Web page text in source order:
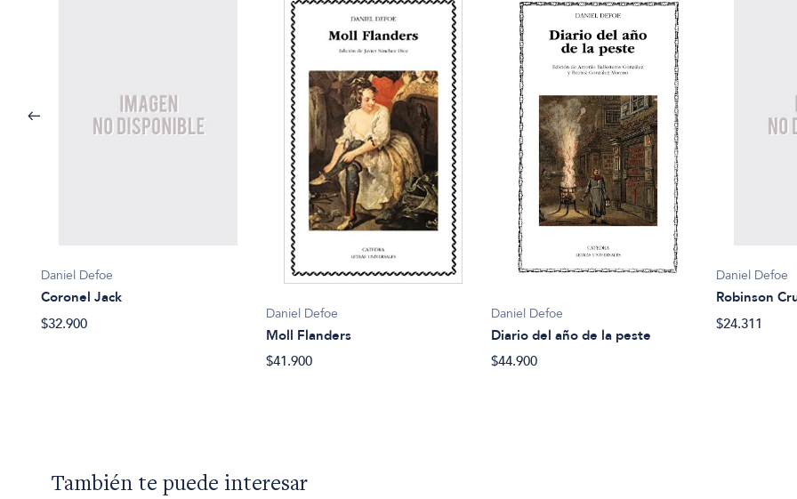
Daniel Defoe
Coronel Jack
$32.900
Daniel Defoe
Moll Flanders
$41.900
Daniel Defoe
Diario del año de la peste
$44.900
Daniel Defoe
Robinson
$24.311
También te puede interesar